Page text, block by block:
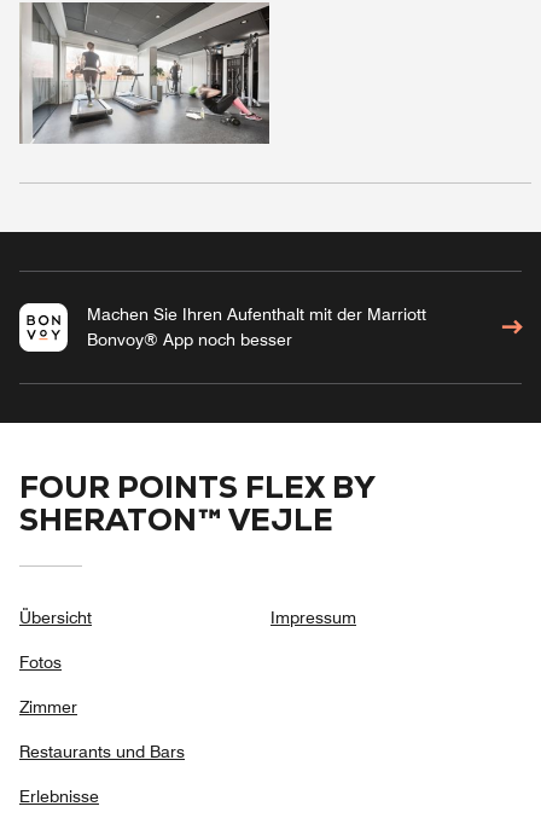
Machen Sie Ihren Aufenthalt mit der Marriott
Bonvoy® App noch besser
FOUR POINTS FLEX BY
SHERATON™ VEJLE
Übersicht
Fotos
Zimmer
Restaurants und Bars
Erlebnisse
Impressum